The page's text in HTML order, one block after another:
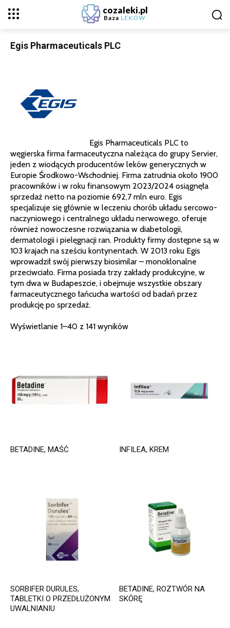
cozaleki.pl
Baza LEKÓW
Egis Pharmaceuticals PLC
Egis Pharmaceuticals PLC to
węgierska firma farmaceutyczna należąca do grupy Servier,
jeden z wiodących producentów leków generycznych w
Europie Środkowo-Wschodniej. Firma zatrudnia około 1900
pracowników i w roku finansowym 2023/2024 osiągnęła
sprzedaż netto na poziomie 692,7 mln euro. Egis
specjalizuje się głównie w leczeniu chorób układu sercowo-
naczyniowego i centralnego układu nerwowego, oferuje
również nowoczesne rozwiązania w diabetologii,
dermatologii i pielęgnacji ran. Produkty firmy dostępne są w
103 krajach na sześciu kontynentach. W 2013 roku Egis
wprowadził swój pierwszy biosimilar – monoklonalne
przeciwciało. Firma posiada trzy zakłady produkcyjne, w
tym dwa w Budapeszcie, i obejmuje wszystkie obszary
farmaceutycznego łańcucha wartości od badań przez
produkcję po sprzedaż.
Wyświetlanie 1–40 z 141 wyników
BETADINE, MAŚĆ INFILEA, KREM
SORBIFER DURULES,
TABLETKI O PRZEDŁUŻONYM
UWALNIANIU
BETADINE, ROZTWÓR NA
SKÓRĘ